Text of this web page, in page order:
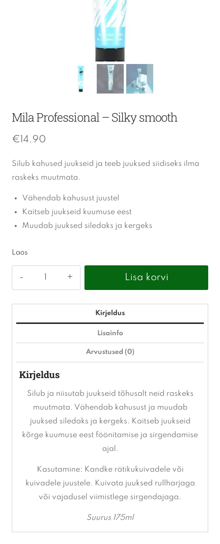
Mila Professional – Silky smooth
€ 14.90
Silub kahused juukseid ja teeb juuksed siidiseks ilma
raskeks muutmata.
Vähendab kahusust juustel
Kaitseb juukseid kuumuse eest
Muudab juuksed siledaks ja kergeks
Laos
kogus
Lisa korvi
Kirjeldus
Lisainfo
Arvustused (0)
Kirjeldus
Silub ja niisutab juukseid tõhusalt neid raskeks
muutmata. Vähendab kahusust ja muudab
juuksed siledaks ja kergeks. Kaitseb juukseid
kõrge kuumuse eest föönitamise ja sirgendamise
ajal.
Kasutamine: Kandke rätikukuivadele või
kuivadele juustele. Kuivata juuksed rullharjaga
või vajadusel viimistlege sirgendajaga.
Suurus 175ml